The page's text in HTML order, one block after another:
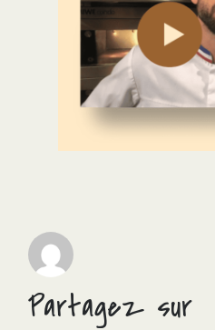
Partagez sur